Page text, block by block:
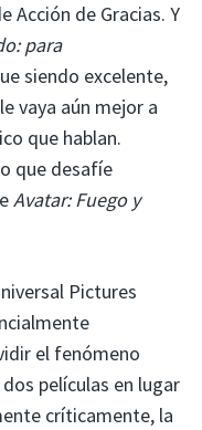
Acción de Gracias. Y
para
siendo excelente,
vaya aún mejor a
que hablan.
que desafíe
Avatar: Fuego y
Pictures
el fenómeno
películas en lugar
críticamente, la